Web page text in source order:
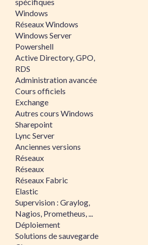
Windows
Réseaux Windows
Windows Server
Powershell
Active Directory, GPO,
RDS
Administration avancée
Cours officiels
Exchange
Autres cours Windows
Sharepoint
Lync Server
Anciennes versions
Réseaux
Réseaux
Réseaux Fabric
Elastic
Supervision : Graylog,
Nagios, Prometheus, ...
Déploiement
Solutions de sauvegarde